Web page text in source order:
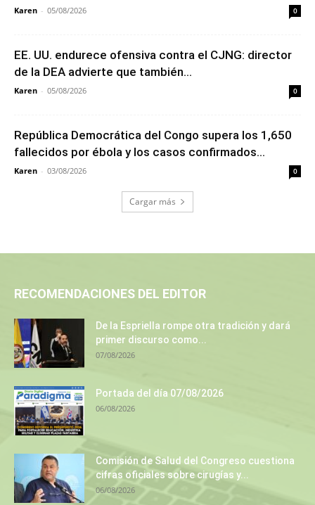
Karen - 05/08/2026 0
EE. UU. endurece ofensiva contra el CJNG: director
de la DEA advierte que también...
Karen - 05/08/2026 0
República Democrática del Congo supera los 1,650
fallecidos por ébola y los casos confirmados...
Karen - 03/08/2026 0
Cargar más
RECOMENDACIONES DEL EDITOR
De la Espriella rompe otra tradición y dará
primer discurso como...
07/08/2026
Portada del día 07/08/2026
06/08/2026
Comisión de Salud del Congreso cuestiona
cifras oficiales sobre cirugías y...
06/08/2026